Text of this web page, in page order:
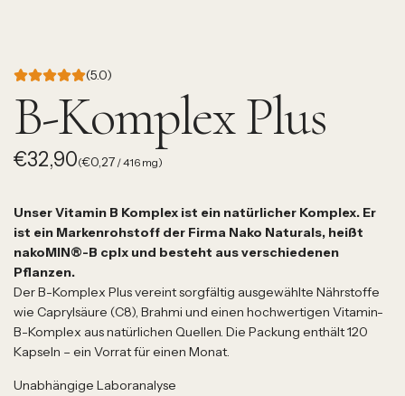
(5.0)
B-Komplex Plus
Regulärer
€32,90(€0,27 /416 mg)
Unser Vitamin B Komplex ist ein natürlicher Komplex. Er
ist ein Markenrohstoff der Firma Nako Naturals, heißt
nakoMIN®-B cplx und besteht aus verschiedenen
Pflanzen.
Der B-Komplex Plus vereint sorgfältig ausgewählte Nährstoffe
wie Caprylsäure (C8), Brahmi und einen hochwertigen Vitamin-
B-Komplex aus natürlichen Quellen. Die Packung enthält 120
Kapseln – ein Vorrat für einen Monat.
Unabhängige Laboranalyse